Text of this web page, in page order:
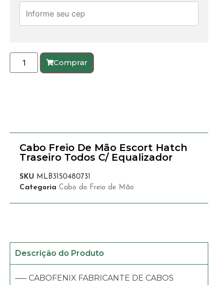
Comprar
Cabo Freio De Mão Escort Hatch
Traseiro Todos C/ Equalizador
SKU MLB3150480731
Categoria Cabo do Freio de Mão
Descrição do Produto
—– CABOFENIX FABRICANTE DE CABOS